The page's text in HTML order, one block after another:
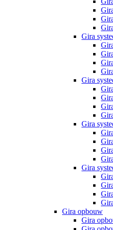
Gira
Gira
Gira
Gira
Gira opbouw
Gira